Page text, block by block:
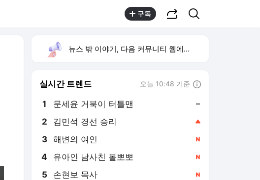
구독
뉴스 밖 이야기, 다음 커뮤니티 웹에서 보기
실시간 트렌드 오늘 10:48 기준
1 문세윤 거북이 터틀맨
2 김민석 경선 승리
3 해변의 여인
4 유아인 남사친 볼뽀뽀
5 손현보 목사